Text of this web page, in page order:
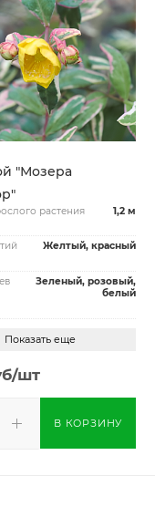
"Мозера
растения 1,2 м
Желтый, красный
Зеленый, розовый,
белый
Показать еще
/шт
В КОРЗИНУ